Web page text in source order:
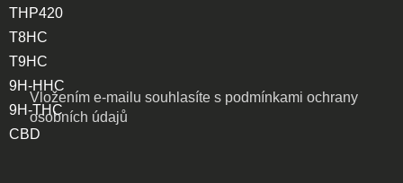
Vložením e-mailu souhlasíte s podmínkami ochrany
osobních údajů
THP420
T8HC
T9HC
9H-HHC
9H-THC
CBD